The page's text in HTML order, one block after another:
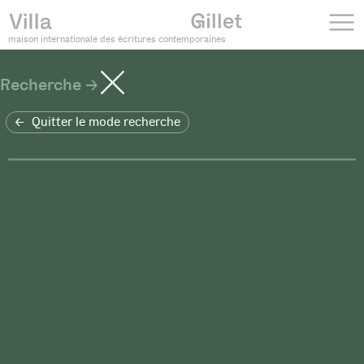
maison internationale des écritures contemporaines
Recherche
Quitter le mode recherche